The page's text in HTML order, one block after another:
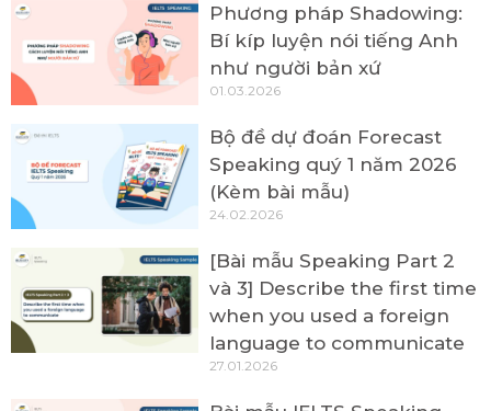
Phương pháp Shadowing:
Bí kíp luyện nói tiếng Anh
như người bản xứ
01.03.2026
Bộ đề dự đoán Forecast
Speaking quý 1 năm 2026
(Kèm bài mẫu)
24.02.2026
[Bài mẫu Speaking Part 2
và 3] Describe the first time
when you used a foreign
language to communicate
27.01.2026